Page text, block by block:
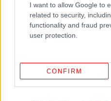
I want to allow Google to
related to security,
functionality and fraud
user protection.
CONFIRM